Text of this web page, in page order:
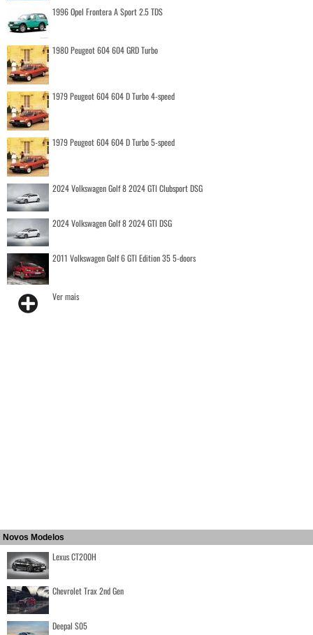
1996 Opel Frontera A Sport 2.5 TDS
1980 Peugeot 604 604 GRD Turbo
1979 Peugeot 604 604 D Turbo 4-speed
1979 Peugeot 604 604 D Turbo 5-speed
2024 Volkswagen Golf 8 2024 GTI Clubsport DSG
2024 Volkswagen Golf 8 2024 GTI DSG
2011 Volkswagen Golf 6 GTI Edition 35 5-doors
Ver mais
Novos Modelos
Lexus CT200H
Chevrolet Trax 2nd Gen
Deepal S05